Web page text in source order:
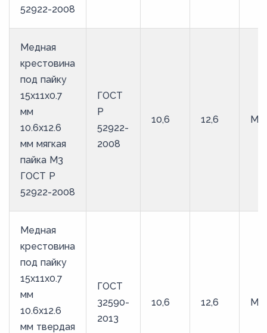
52922-2008
Медная
крестовина
под пайку
15х11х0.7
мм
10.6х12.6
мм мягкая
пайка М3
ГОСТ Р
52922-2008
ГОСТ
Р
52922-
2008
10,6 12,6 М3
Медная
крестовина
под пайку
15х11х0.7
мм
10.6х12.6
мм твердая
ГОСТ
32590-
2013
10,6 12,6